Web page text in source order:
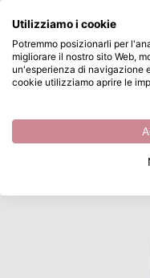
Passa al contenuto
/ Vernice acrilica /
Cosa stai cercando?
Utilizziamo i cookie
Potremmo posizionarli per
migliorare il nostro sito Web,
un'esperienza di navigazione
cookie utilizziamo aprire le